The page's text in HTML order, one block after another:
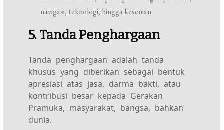
navigasi, teknologi, hingga kesenian.
5. Tanda Penghargaan
Tanda penghargaan adalah tanda
khusus yang diberikan sebagai bentuk
apresiasi atas jasa, darma bakti, atau
kontribusi besar kepada Gerakan
Pramuka, masyarakat, bangsa, bahkan
dunia.